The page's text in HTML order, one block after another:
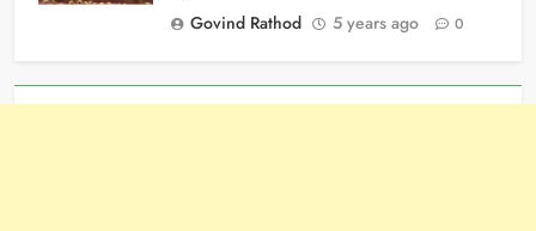
Govind Rathod
5 years ago 0